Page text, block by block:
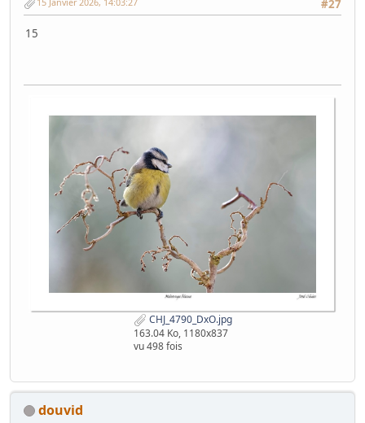
#27
15
CHJ_4790_DxO.jpg
163.04 Ko, 1180x837
vu 498 fois
douvid